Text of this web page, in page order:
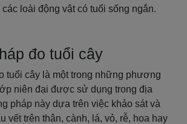
loài động vật có tuổi sống ngắn.
đo tuổi cây
tuổi cây là một trong những phương
niên đại được sử dụng trong địa
pháp này dựa trên việc khảo sát và
vết trên thân, cành, lá, vỏ, rễ, hoa hay